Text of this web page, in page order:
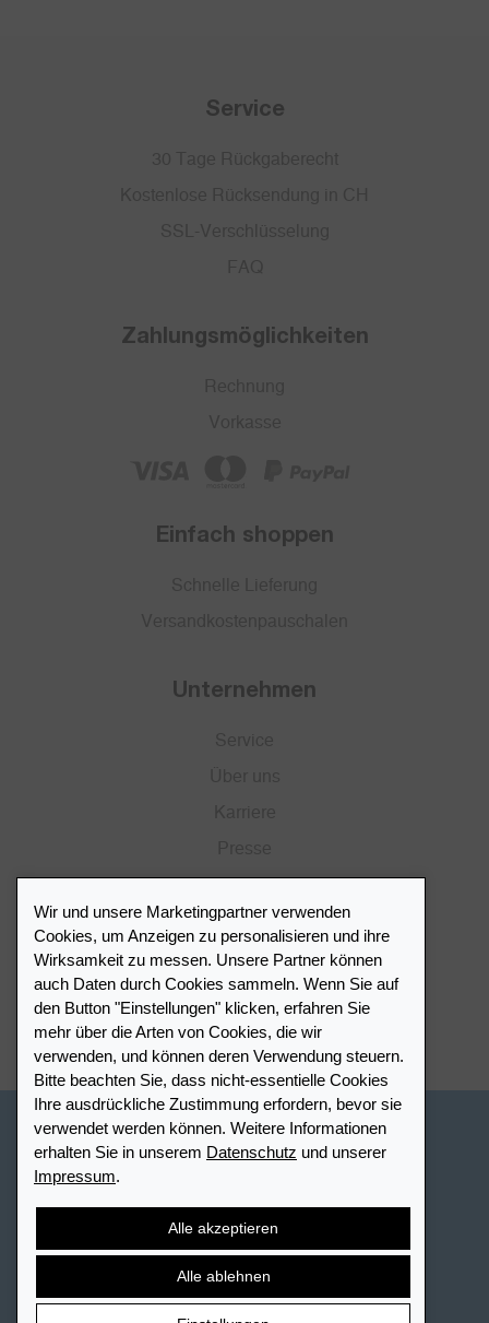
Service
Zahlungsmöglichkeiten
Einfach shoppen
Unternehmen
Händlerportal
Händlerverzeichnis
Meinen Leuchtturm Händler finden
Wir und unsere Marketingpartner verwenden
Cookies, um Anzeigen zu personalisieren und ihre
Wirksamkeit zu messen. Unsere Partner können
auch Daten durch Cookies sammeln. Wenn Sie auf
den Button "Einstellungen" klicken, erfahren Sie
mehr über die Arten von Cookies, die wir
verwenden, und können deren Verwendung steuern.
Bitte beachten Sie, dass nicht-essentielle Cookies
Ihre ausdrückliche Zustimmung erfordern, bevor sie
verwendet werden können. Weitere Informationen
erhalten Sie in unserem Datenschutz und unserer
Impressum.
Alle akzeptieren
Alle ablehnen
Schweiz - Deutsch
Cookie-Einstellungen
Vertrag widerrufen